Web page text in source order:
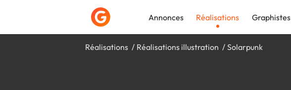
Annonces Réalisations Graphistes
Réalisations Réalisations illustration Solarpunk